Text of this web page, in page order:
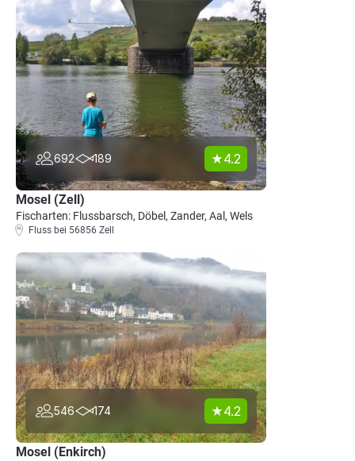
692 189 4.2
Mosel (Zell)
Fischarten: Flussbarsch, Döbel, Zander, Aal, Wels
Fluss bei 56856 Zell
546 174 4.2
Mosel (Enkirch)